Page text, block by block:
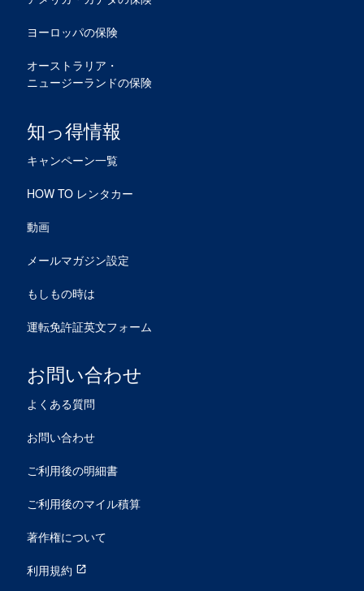
ヨーロッパの保険
オーストラリア・
ニュージーランドの保険
知っ得情報
キャンペーン一覧
HOW TO レンタカー
動画
メールマガジン設定
もしもの時は
運転免許証英文フォーム
お問い合わせ
よくある質問
お問い合わせ
ご利用後の明細書
ご利用後のマイル積算
著作権について
利用規約 open_in_new